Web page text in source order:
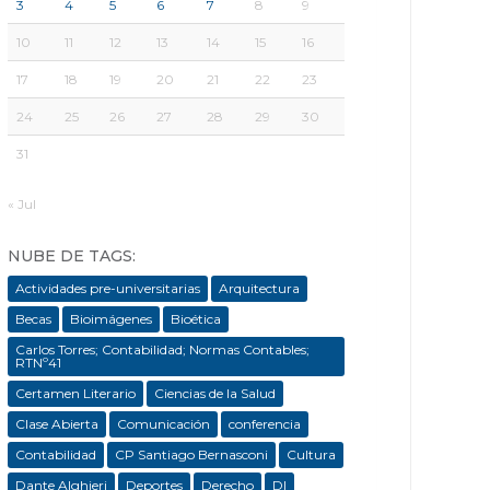
3 4 5 6 7 8 9
10 11 12 13 14 15 16
17 18 19 20 21 22 23
24 25 26 27 28 29 30
31
« Jul
NUBE DE TAGS:
Actividades pre-universitarias
Arquitectura
Becas
Bioimágenes
Bioética
Carlos Torres; Contabilidad; Normas Contables;
RTNº41
Certamen Literario
Ciencias de la Salud
Clase Abierta
Comunicación
conferencia
Contabilidad
CP Santiago Bernasconi
Cultura
Dante Alghieri
Deportes Derecho
DI